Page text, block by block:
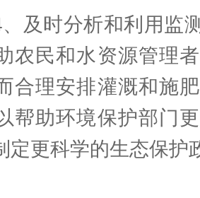
时分析和利用监测
农民和水资源管理
合理安排灌溉和施
帮助环境保护部门
定更科学的生态保护